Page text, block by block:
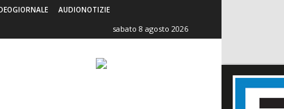
AUDIONOTIZIE
sabato 8 agosto 2026